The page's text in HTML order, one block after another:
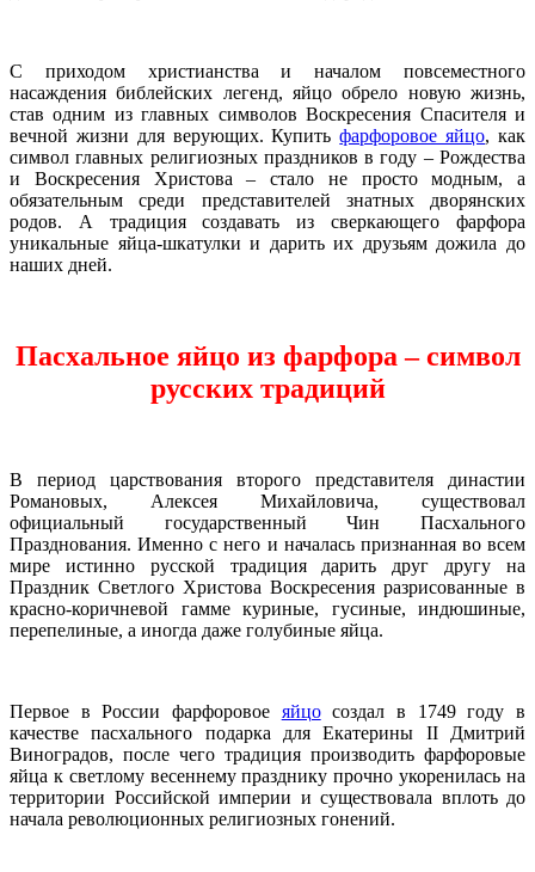
С приходом христианства и началом повсеместного
насаждения библейских легенд, яйцо обрело новую жизнь,
став одним из главных символов Воскресения Спасителя и
вечной жизни для верующих. Купитьфарфоровое яйцо, как
символ главных религиозных праздников в году – Рождества
и Воскресения Христова – стало не просто модным, а
обязательным среди представителей знатных дворянских
родов. А традиция создавать из сверкающего фарфора
уникальные яйца-шкатулки и дарить их друзьям дожила до
наших дней.
Пасхальное яйцо из фарфора – символ
русских традиций
В период царствования второго представителя династии
Романовых, Алексея Михайловича, существовал
официальный государственный Чин Пасхального
Празднования. Именно с него и началась признанная во всем
мире истинно русской традиция дарить друг другу на
Праздник Светлого Христова Воскресения разрисованные в
красно-коричневой гамме куриные, гусиные, индюшиные,
перепелиные, а иногда даже голубиные яйца.
Первое в России фарфоровое яйцосоздал в 1749 году в
качестве пасхального подарка для Екатерины II Дмитрий
Виноградов, после чего традиция производить фарфоровые
яйца к светлому весеннему празднику прочно укоренилась на
территории Российской империи и существовала вплоть до
начала революционных религиозных гонений.